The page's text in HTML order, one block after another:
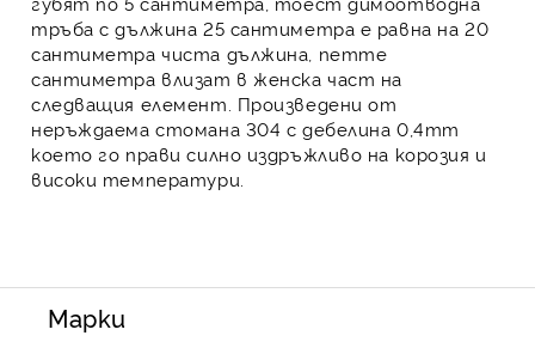
тръба с дължина 25 сантиметра е равна на 20
сантиметра чиста дължина, петте
сантиметра влизат в женска част на
следващия елемент. Произведени от
неръждаема стомана 304 с дебелина 0,4mm
което го прави силно издръжливо на корозия и
високи температури.
Марки